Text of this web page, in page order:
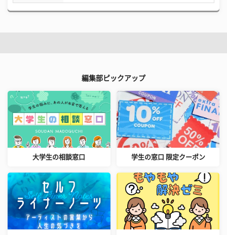
編集部ピックアップ
大学生の相談窓口 学生の窓口 限定クーポン